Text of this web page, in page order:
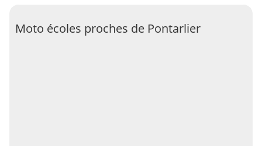
Moto écoles proches de Pontarlier